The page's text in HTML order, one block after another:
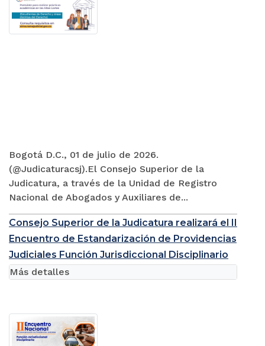
Bogotá D.C., 01 de julio de 2026.
(@Judicaturacsj).El Consejo Superior de la
Judicatura, a través de la Unidad de Registro
Nacional de Abogados y Auxiliares de...
Consejo Superior de la Judicatura realizará el II
Encuentro de Estandarización de Providencias
Judiciales Función Jurisdiccional Disciplinario
Más detalles